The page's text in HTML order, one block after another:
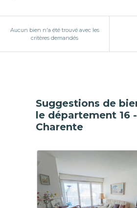
Aucun bien n'a été trouvé avec les
critères demandés
Suggestions de
le département 16 -
Charente